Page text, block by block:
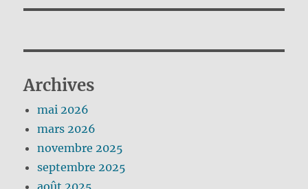
Archives
mai 2026
mars 2026
novembre 2025
septembre 2025
août 2025